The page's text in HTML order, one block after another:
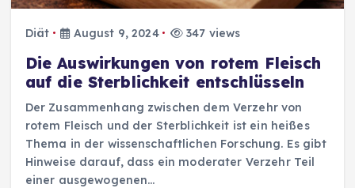
Diät August 9, 2024 347 views
Die Auswirkungen von rotem Fleisch
auf die Sterblichkeit entschlüsseln
Der Zusammenhang zwischen dem Verzehr von
rotem Fleisch und der Sterblichkeit ist ein heißes
Thema in der wissenschaftlichen Forschung. Es gibt
Hinweise darauf, dass ein moderater Verzehr Teil
einer ausgewogenen…